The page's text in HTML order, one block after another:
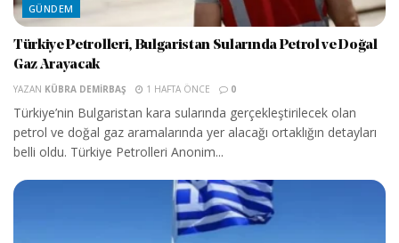
GÜNDEM
Türkiye Petrolleri, Bulgaristan Sularında Petrol ve Doğal
Gaz Arayacak
YAZAN KÜBRA DEMIRBAŞ 1 HAFTA ÖNCE 0
Türkiye’nin Bulgaristan kara sularında gerçekleştirilecek olan
petrol ve doğal gaz aramalarında yer alacağı ortaklığın detayları
belli oldu. Türkiye Petrolleri Anonim...